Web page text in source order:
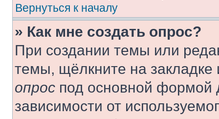
Вернуться к началу
» Как мне создать опрос?
При создании темы или
темы, щёлкните на
опрос под основной формой
зависимости от